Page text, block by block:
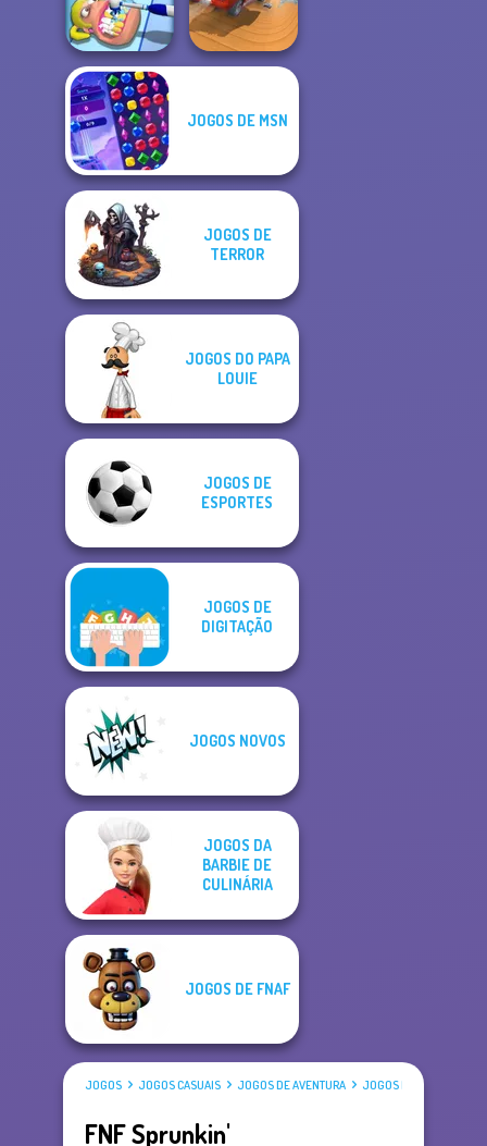
Sniper Shot:
Bullet Time
Bestie Birthday
Surprise
Teeth Runner
City Driver:
JOGOS DE MSN
JOGOS DE
TERROR
JOGOS DO PAPA
LOUIE
JOGOS DE
ESPORTES
JOGOS DE
DIGITAÇÃO
JOGOS NOVOS
JOGOS DA
BARBIE DE
CULINÁRIA
JOGOS DE FNAF
JOGOS JOGOS CASUAIS JOGOS DE AVENTURA JOGOS DE TERROR
FNF Sprunkin'